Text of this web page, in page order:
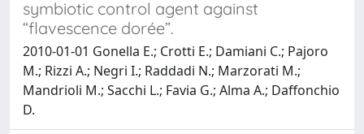
symbiotic control agent against
“flavescence dorée”.
2010-01-01 Gonella E.; Crotti E.; Damiani C.; Pajoro
M.; Rizzi A.; Negri I.; Raddadi N.; Marzorati M.;
Mandrioli M.; Sacchi L.; Favia G.; Alma A.; Daffonchio
D.